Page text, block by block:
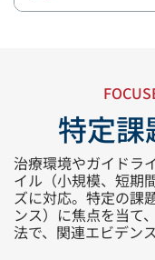
特定課
治療環境やガイドラ
イル（小規模、短期
ズに対応。特定の課
ンス）に焦点を当て
法で、関連エビデン